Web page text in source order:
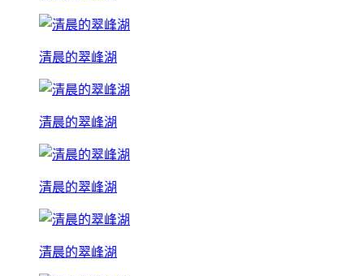
清晨的翠峰湖
清晨的翠峰湖
清晨的翠峰湖
清晨的翠峰湖